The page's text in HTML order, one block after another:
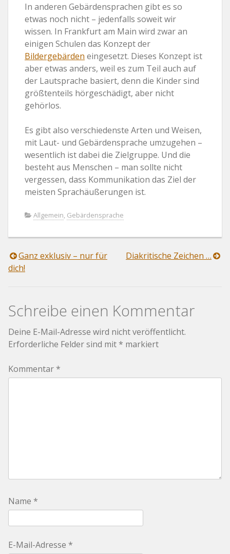
In anderen Gebärdensprachen gibt es so
etwas noch nicht – jedenfalls soweit wir
wissen. In Frankfurt am Main wird zwar an
einigen Schulen das Konzept der
Bildergebärden eingesetzt. Dieses Konzept ist
aber etwas anders, weil es zum Teil auch auf
der Lautsprache basiert, denn die Kinder sind
größtenteils hörgeschädigt, aber nicht
gehörlos.
Es gibt also verschiedenste Arten und Weisen,
mit Laut- und Gebärdensprache umzugehen –
wesentlich ist dabei die Zielgruppe. Und die
besteht aus Menschen – man sollte nicht
vergessen, dass Kommunikation das Ziel der
meisten Sprachäußerungen ist.
Allgemein, Gebärdensprache
Beitragsnavigation
Ganz exklusiv – nur für
dich!
Diakritische Zeichen …
Schreibe einen Kommentar
Deine E-Mail-Adresse wird nicht veröffentlicht.
Erforderliche Felder sind mit * markiert
Kommentar *
Name *
E-Mail-Adresse *